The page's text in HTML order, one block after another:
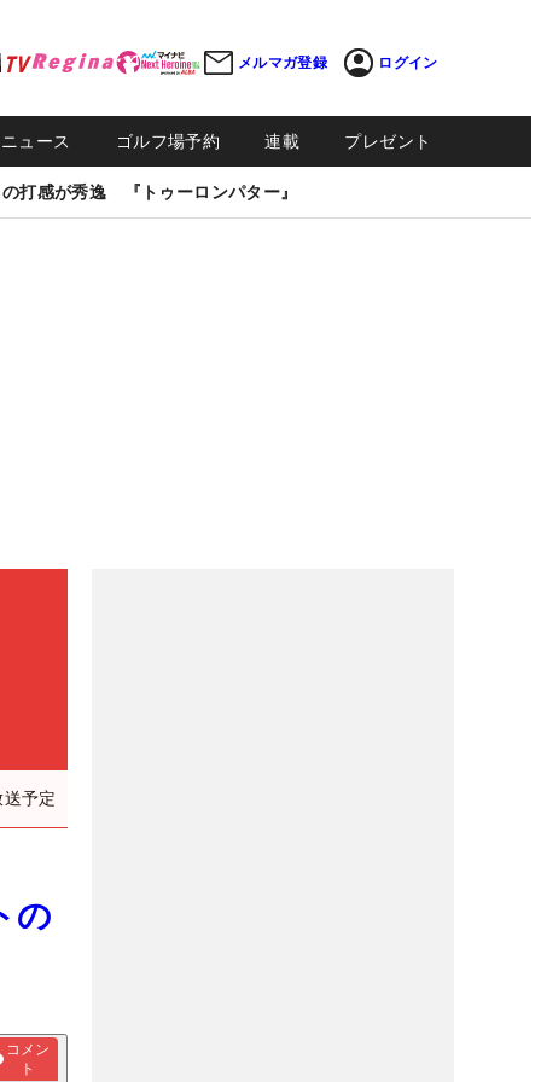
メルマガ登録 ログイン
ュース ゴルフ場予約 連載 プレゼント
打感が秀逸 『トゥーロンパター』
予定
の
コメン
ト